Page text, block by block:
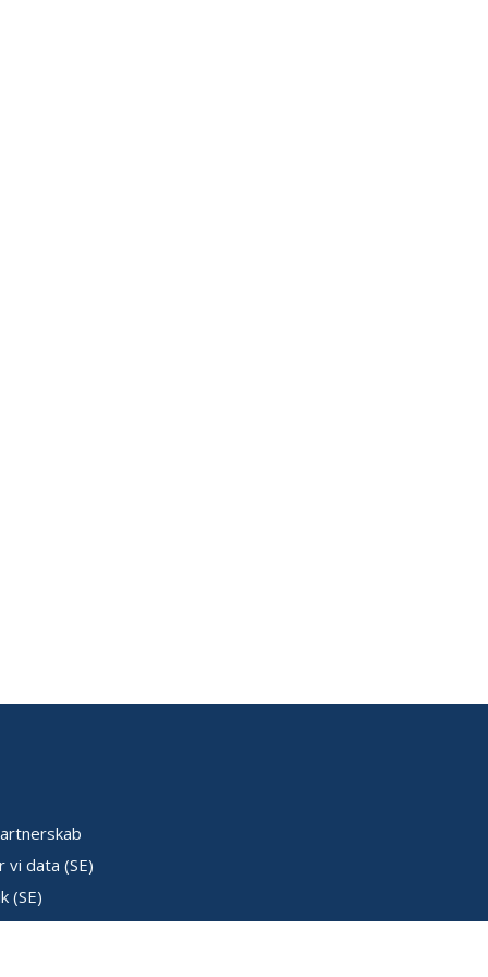
vi data (SE)
(SE)
(SE)